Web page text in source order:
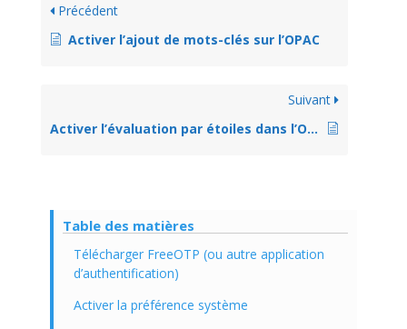
Précédent
Activer l’ajout de mots-clés sur l’OPAC
Suivant
Activer l’évaluation par étoiles dans l’OPAC
Table des matières
Télécharger FreeOTP (ou autre application
d’authentification)
Activer la préférence système